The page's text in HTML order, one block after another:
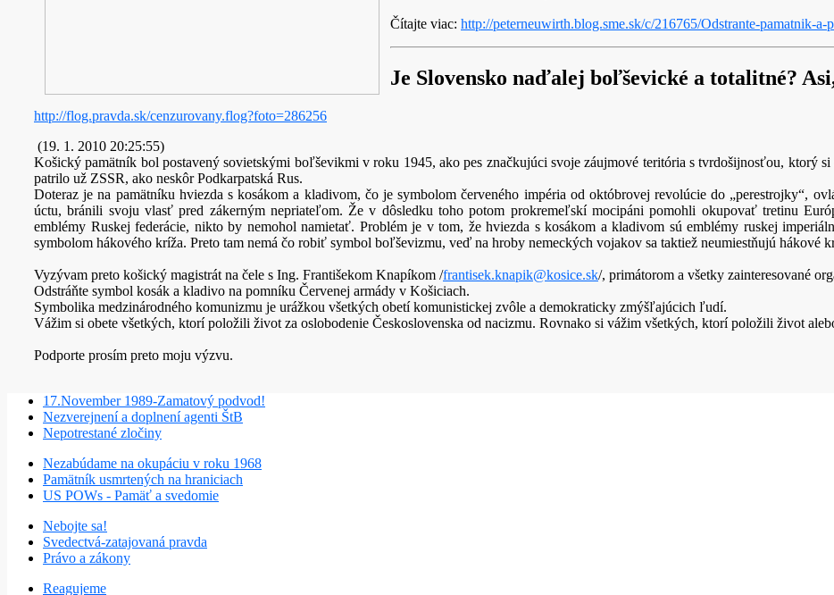
Čítajte viac: http://peterneuwirth.blog.sme.sk/c/216765/Odstrante-pamatnik-
Je Slovensko naďalej boľševické a totalitné?
http://flog.pravda.sk/cenzurovany.flog?foto=286256
(19. 1. 2010 20:25:55)
Košický pamätník bol postavený sovietskými boľševikmi v roku 1945, ako pes značkujúci svoje záujmové teritória s tvrdošijnosťou, ktorý
patrilo už ZSSR, ako neskôr Podkarpatská Rus.
Doteraz je na pamätníku hviezda s kosákom a kladivom, čo je symbolom červeného impéria od októbrovej revolúcie do „perestrojky“,
úctu, bránili svoju vlasť pred zákerným nepriateľom. Že v dôsledku toho potom prokremeľskí mocipáni pomohli okupovať tretinu
emblémy Ruskej federácie, nikto by nemohol namietať. Problém je v tom, že hviezda s kosákom a kladivom sú emblémy ruskej
symbolom hákového kríža. Preto tam nemá čo robiť symbol boľševizmu, veď na hroby nemeckých vojakov sa taktiež neumiestňujú hákové
Vyzývam preto košický magistrát na čele s Ing. Františekom Knapíkom /frantisek.knapik@kosice.sk/, primátorom a všetky zainteresované
Odstráňte symbol kosák a kladivo na pomníku Červenej armády v Košiciach.
Symbolika medzinárodného komunizmu je urážkou všetkých obetí komunistickej zvôle a demokraticky zmýšľajúcich ľudí.
Vážim si obete všetkých, ktorí položili život za oslobodenie Československa od nacizmu. Rovnako si vážim všetkých, ktorí položili život
Podporte prosím preto moju výzvu.
17.November 1989-Zamatový podvod!
Nezverejnení a doplnení agenti ŠtB
Nepotrestané zločiny
Nezabúdame na okupáciu v roku 1968
Pamätník usmrtených na hraniciach
US POWs - Pamäť a svedomie
Nebojte sa!
Svedectvá-zatajovaná pravda
Právo a zákony
Reagujeme